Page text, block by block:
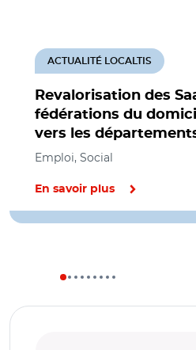
Revalorisation des
fédérations du
vers les
ACTUALITÉ LOCALTIS
Emploi, Social
En savoir plus